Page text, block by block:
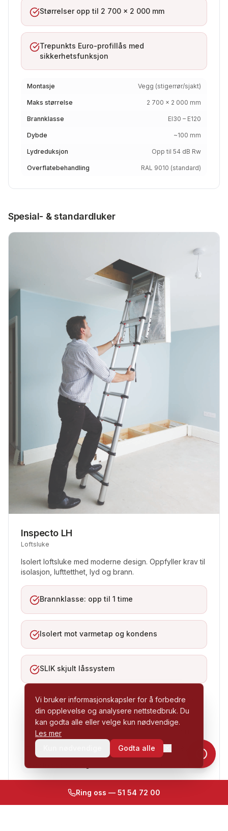
Størrelser opp til 2 700 × 2 000 mm
Trepunkts Euro-profillås med
sikkerhetsfunksjon
Montasje Vegg (stigerrør/sjakt)
Maks størrelse 2 700 × 2 000 mm
Brannklasse EI30 – E120
Dybde ~100 mm
Lydreduksjon Opp til 54 dB Rw
Overflatebehandling RAL 9010 (standard)
Spesial- & standardluker
Inspecto LH
Loftsluke
Isolert loftsluke med moderne design. Oppfyller krav til
isolasjon, lufttetthet, lyd og brann.
Brannklasse: opp til 1 time
Isolert mot varmetap og kondens
SLIK skjult låssystem
Montasje Horisontalt (loftsdekke)
Størrelser 535×630 / 535×745 mm
Brannklasse
Ring oss — 51 54 72 00
Vi bruker informasjonskapsler for å forbedre
din opplevelse og analysere nettstedbruk. Du
kan godta alle eller velge kun nødvendige.
Les mer
Godta alle